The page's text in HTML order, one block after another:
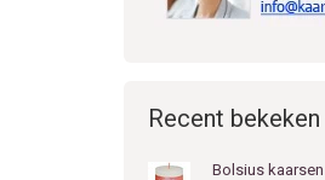
Recent bekeken